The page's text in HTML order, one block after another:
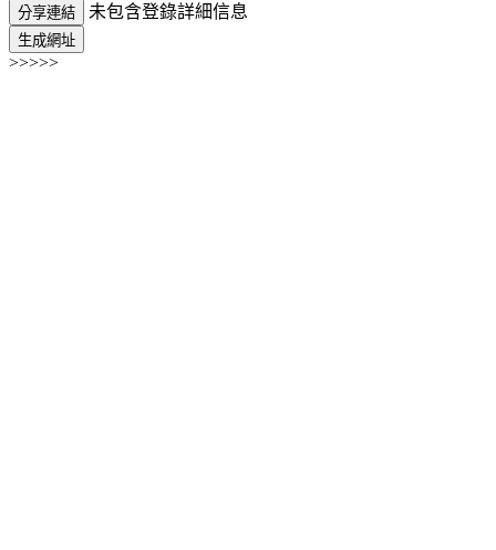
分享連結 未包含登錄詳細信息
生成網址
>>>>>